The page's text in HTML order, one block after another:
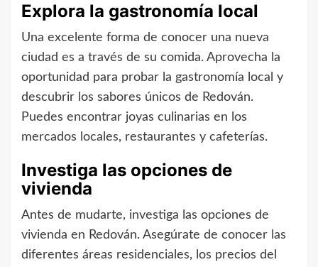
Explora la gastronomía local
Una excelente forma de conocer una nueva
ciudad es a través de su comida. Aprovecha la
oportunidad para probar la gastronomía local y
descubrir los sabores únicos de Redován.
Puedes encontrar joyas culinarias en los
mercados locales, restaurantes y cafeterías.
Investiga las opciones de
vivienda
Antes de mudarte, investiga las opciones de
vivienda en Redován. Asegúrate de conocer las
diferentes áreas residenciales, los precios del